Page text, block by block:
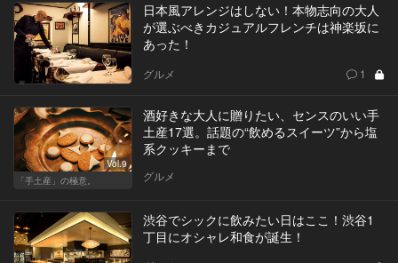
日本風アレンジはしない！本物志向の大人
が選ぶべきカジュアルフレンチは神楽坂に
あった！
グルメ 1
Vol.9
「手土産」の極意。
酒好きな大人に贈りたい、センスのいい手
土産17選。話題の“飲めるスイーツ”から塩
系クッキーまで
グルメ
渋谷でシックに飲みたい日はここ！渋谷1
丁目にオシャレ和食が誕生！